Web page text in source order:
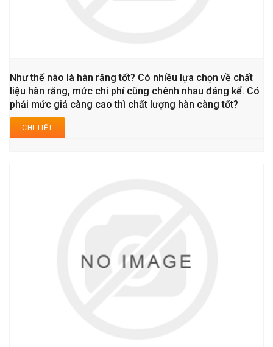
Như thế nào là hàn răng tốt? Có nhiều lựa chọn về chất
liệu hàn răng, mức chi phí cũng chênh nhau đáng kể. Có
phải mức giá càng cao thì chất lượng hàn càng tốt?
CHI TIẾT